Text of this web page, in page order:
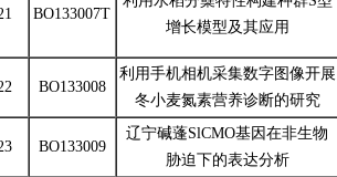
BO133007T
增长模型及其应用
BO133008
利用手机相机采集数字图像开展
冬小麦氮素营养诊断的研究
BO133009
辽宁碱蓬SlCMO基因在非生物
胁迫下的表达分析